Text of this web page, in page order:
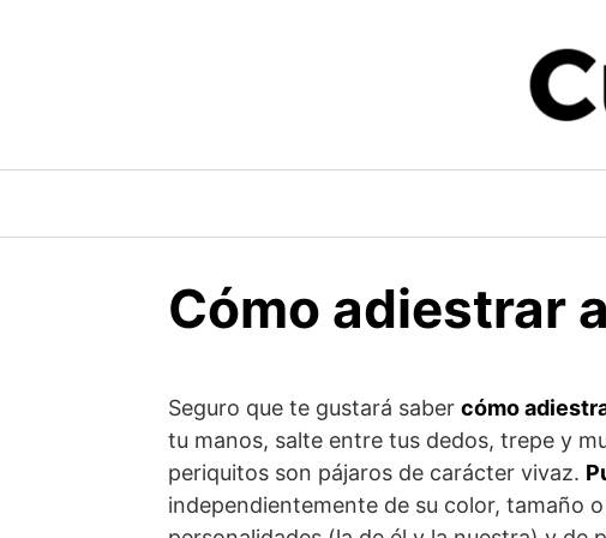
Cómo adiestrar
Seguro que te gustará saber cómo
tu manos, salte entre tus dedos, trepe y
periquitos son pájaros de carácter vivaz.
independientemente de su color, tamaño